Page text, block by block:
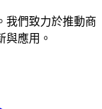
我們致力於推動商
與應用。